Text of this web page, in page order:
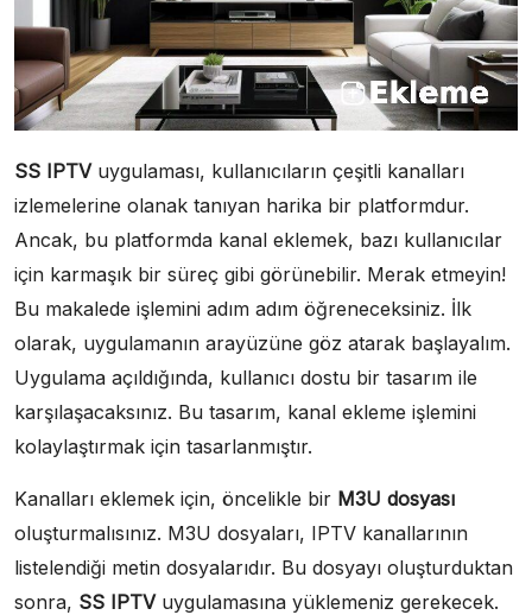
SS IPTVuygulaması, kullanıcıların çeşitli kanalları
izlemelerine olanak tanıyan harika bir platformdur.
Ancak, bu platformda kanal eklemek, bazı kullanıcılar
için karmaşık bir süreç gibi görünebilir. Merak etmeyin!
Bu makalede işlemini adım adım öğreneceksiniz. İlk
olarak, uygulamanın arayüzüne göz atarak başlayalım.
Uygulama açıldığında, kullanıcı dostu bir tasarım ile
karşılaşacaksınız. Bu tasarım, kanal ekleme işlemini
kolaylaştırmak için tasarlanmıştır.
Kanalları eklemek için, öncelikle bir M3U dosyası
oluşturmalısınız. M3U dosyaları, IPTV kanallarının
listelendiği metin dosyalarıdır. Bu dosyayı oluşturduktan
sonra, SS IPTVuygulamasına yüklemeniz gerekecek.